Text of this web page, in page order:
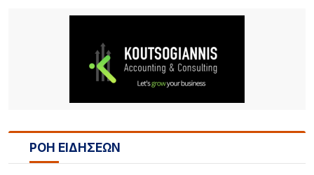
ΡΟΗ ΕΙΔΗΣΕΩΝ